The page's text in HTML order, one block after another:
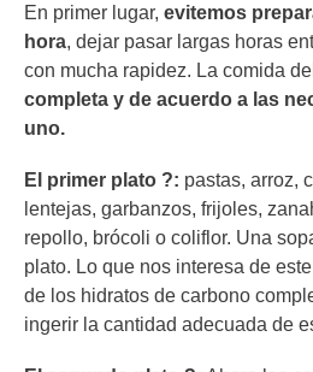
En primer lugar, evitemos
hora, dejar pasar largas horas
con mucha rapidez. La comida
completa y de acuerdo a las
uno.
El primer plato ?: pastas, arroz,
lentejas, garbanzos, frijoles,
repollo, brócoli o coliflor. Una
plato. Lo que nos interesa de
de los hidratos de carbono
ingerir la cantidad adecuada de